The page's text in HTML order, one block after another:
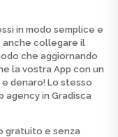
in modo semplice e
anche collegare il
che aggiornando
la vostra App con un
denaro! Lo stesso
agency in Gradisca
gratuito e senza